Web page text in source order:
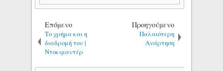
Επόμενο
Το χρήμα και η
διαδρομή του |
Ντοκιμαντέρ
Προηγούμενο
Παλαιότερη
Ανάρτηση